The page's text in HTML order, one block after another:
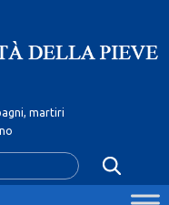
martiri